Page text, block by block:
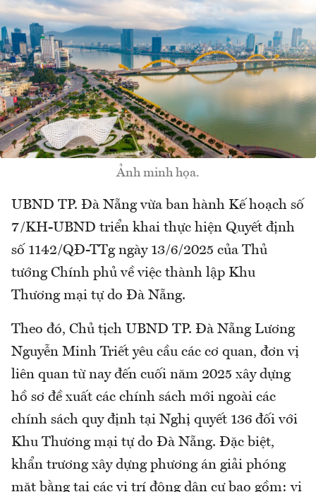
Ảnh minh họa.
UBND TP. Đà Nẵng vừa ban hành Kế hoạch số
7/KH-UBND triển khai thực hiện Quyết định
số 1142/QĐ-TTg ngày 13/6/2025 của Thủ
tướng Chính phủ về việc thành lập Khu
Thương mại tự do Đà Nẵng.
Theo đó, Chủ tịch UBND TP. Đà Nẵng Lương
Nguyễn Minh Triết yêu cầu các cơ quan, đơn vị
liên quan từ nay đến cuối năm 2025 xây dựng
hồ sơ đề xuất các chính sách mới ngoài các
chính sách quy định tại Nghị quyết 136 đối với
Khu Thương mại tự do Đà Nẵng. Đặc biệt,
khẩn trương xây dựng phương án giải phóng
mặt bằng tại các vị trí đông dân cư bao gồm: vị